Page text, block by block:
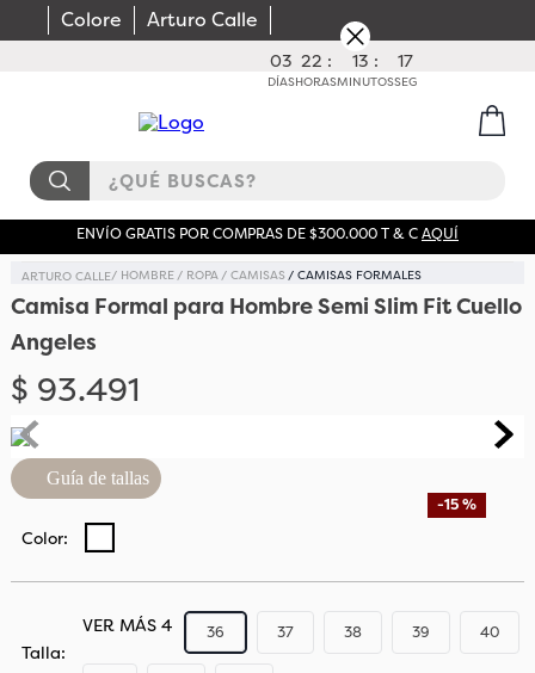
Colore Arturo Calle
03
DÍAS
22 :
HORAS
13 :
MINUTOS
16
SEG
¿QUÉ BUSCAS?
ENVÍO GRATIS POR COMPRAS DE $300.000 T & CAQUÍ
HOMBRE ROPA CAMISAS CAMISAS FORMALES
Camisa Formal para Hombre Semi Slim Fit Cuello
Angeles
$ 93.491
-15 %
Guía de tallas
Talla
36 37 38 39 40
VER MÁS 4